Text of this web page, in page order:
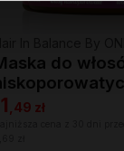
do
49 zł